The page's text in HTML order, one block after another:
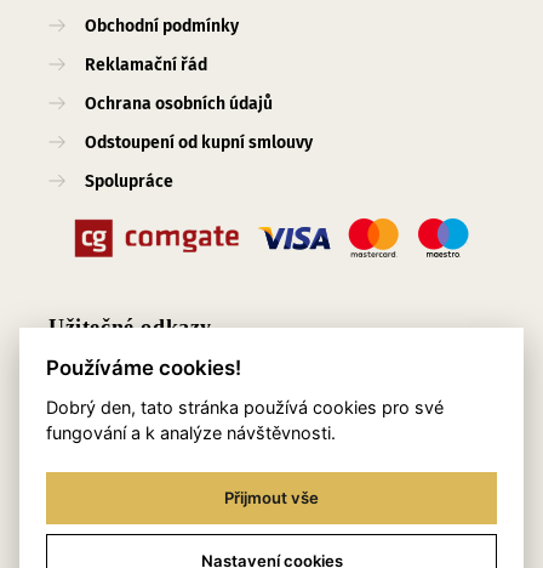
Obchodní podmínky
Reklamační řád
Ochrana osobních údajů
Odstoupení od kupní smlouvy
Spolupráce
Užitečné odkazy
O nás
Blog
Věrnostní program
Používáme cookies!
Dobrý den, tato stránka používá cookies pro své
fungování a k analýze návštěvnosti.
Přijmout vše
Nastavení cookies